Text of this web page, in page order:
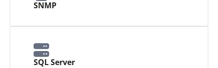
SNMP
SQL Server